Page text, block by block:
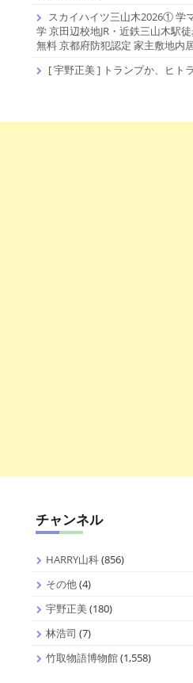
スカイハイツ三山木2026① 学
学 京田辺校地JR・近鉄三山木駅
無料 京都府防犯認定 家主敷地内
[ 宇野正美 ] トランプか、ヒト
チャンネル
HARRY山科(856)
その他(4)
宇野正美(180)
林浩司 (7)
竹取物語博物館(1,558)